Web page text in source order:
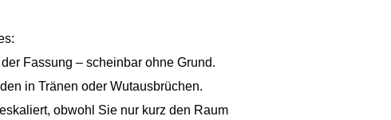
der Fassung – scheinbar ohne Grund.
in Tränen oder Wutausbrüchen.
obwohl Sie nur kurz den Raum